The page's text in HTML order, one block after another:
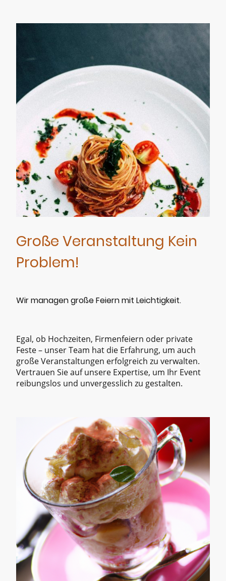
Große Veranstaltung Kein
Problem!
Wir managen große Feiern mit Leichtigkeit.
Egal, ob Hochzeiten, Firmenfeiern oder private
Feste – unser Team hat die Erfahrung, um auch
große Veranstaltungen erfolgreich zu verwalten.
Vertrauen Sie auf unsere Expertise, um Ihr Event
reibungslos und unvergesslich zu gestalten.